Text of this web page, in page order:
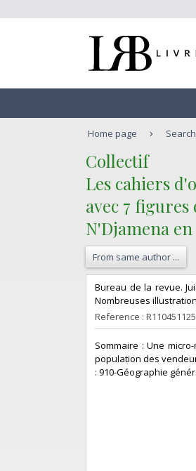
Home page
‎Collectif‎
‎Les cahiers
avec 7
N'Djamena
From same author ...
‎Bureau de la revue.
Nombreuses
Reference : R110451125
‎Sommaire : Une
population des
: 910-Géographie